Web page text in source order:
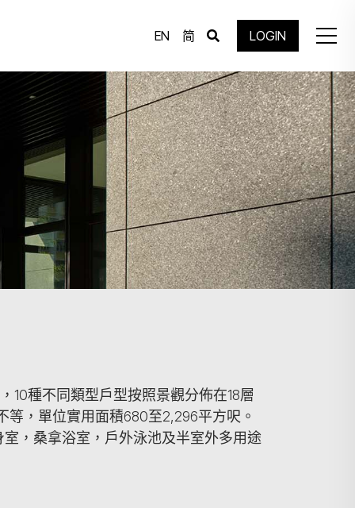
EN 简 LOGIN
10種不同類型戶型按照景觀分佈在18層
，單位實用面積680至2,296平方呎。
，桑拿浴室，戶外泳池及半室外多用途